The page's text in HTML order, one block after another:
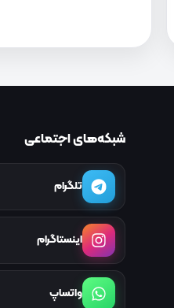
شبکه‌های اجتماعی
تلگرام
اینستاگرام
واتساپ